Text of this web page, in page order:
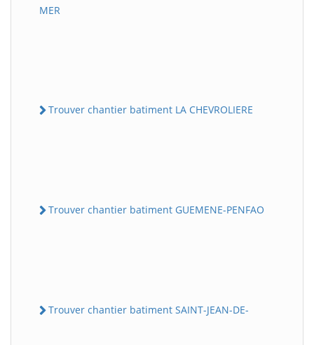
MER
Trouver chantier batiment LA CHEVROLIERE
Trouver chantier batiment GUEMENE-PENFAO
Trouver chantier batiment SAINT-JEAN-DE-